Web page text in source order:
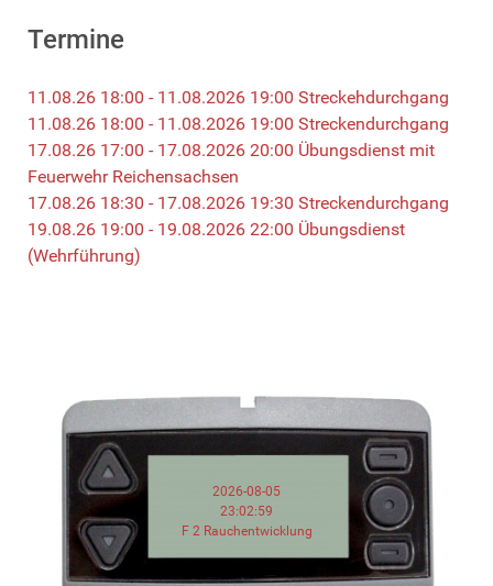
Termine
11.08.26 18:00 - 11.08.2026 19:00 Streckehdurchgang
11.08.26 18:00 - 11.08.2026 19:00 Streckendurchgang
17.08.26 17:00 - 17.08.2026 20:00 Übungsdienst mit
Feuerwehr Reichensachsen
17.08.26 18:30 - 17.08.2026 19:30 Streckendurchgang
19.08.26 19:00 - 19.08.2026 22:00 Übungsdienst
(Wehrführung)
2026-08-05
23:02:59
F 2 Rauchentwicklung